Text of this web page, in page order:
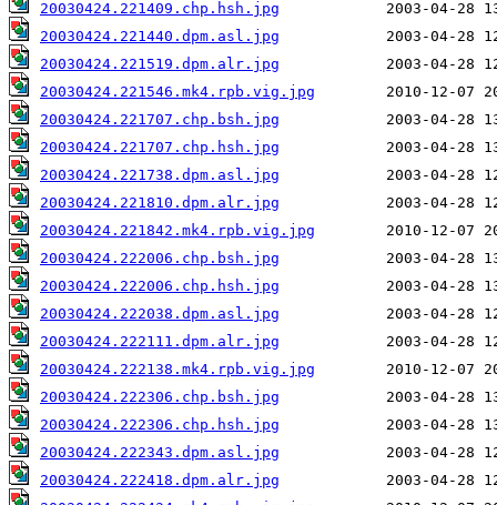
20030424.221409.chp.hsh.jpg
20030424.221440.dpm.asl.jpg
20030424.221519.dpm.alr.jpg
20030424.221546.mk4.rpb.vig.jpg
20030424.221707.chp.bsh.jpg
20030424.221707.chp.hsh.jpg
20030424.221738.dpm.asl.jpg
20030424.221810.dpm.alr.jpg
20030424.221842.mk4.rpb.vig.jpg
20030424.222006.chp.bsh.jpg
20030424.222006.chp.hsh.jpg
20030424.222038.dpm.asl.jpg
20030424.222111.dpm.alr.jpg
20030424.222138.mk4.rpb.vig.jpg
20030424.222306.chp.bsh.jpg
20030424.222306.chp.hsh.jpg
20030424.222343.dpm.asl.jpg
20030424.222418.dpm.alr.jpg